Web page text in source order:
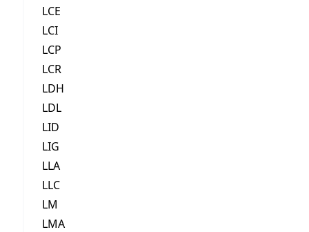
LCE
LCI
LCP
LCR
LDH
LDL
LID
LIG
LLA
LLC
LM
LMA